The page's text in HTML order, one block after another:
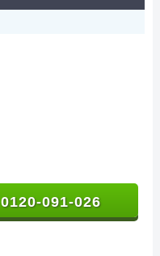
0120-091-026